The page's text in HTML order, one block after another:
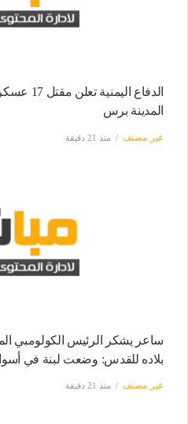
الدفاع
المدينة برس
غير مصنف منذ 21 دقيقة
ساعر يشكر الرئيس الكولومبي
بلاده للقدس: وضعت لبنة في
غير مصنف منذ 21 دقيقة